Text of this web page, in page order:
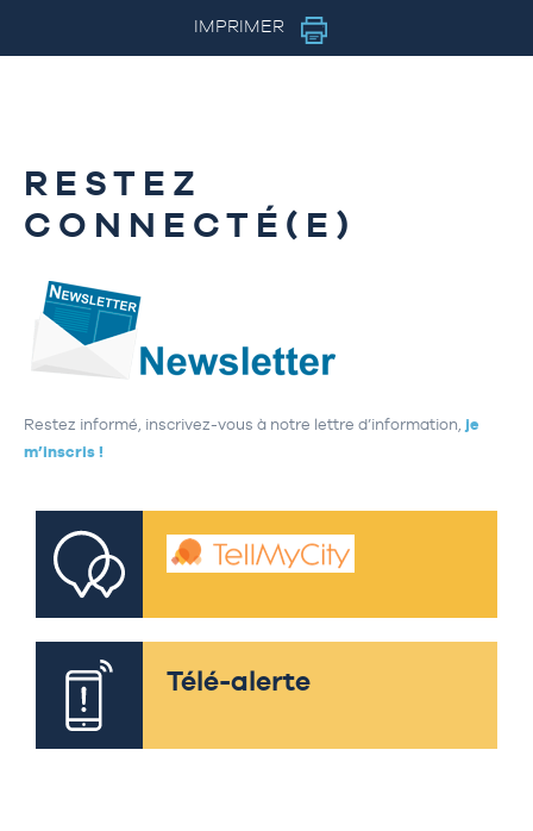
IMPRIMER
RESTEZ
CONNECTÉ(E)
Restez informé, inscrivez-vous à notre lettre d’information, je
m’inscris !
Télé-alerte